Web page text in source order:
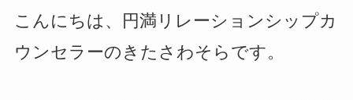
こんにちは、円満リレーションシップカ
ウンセラーのきたさわそらです。